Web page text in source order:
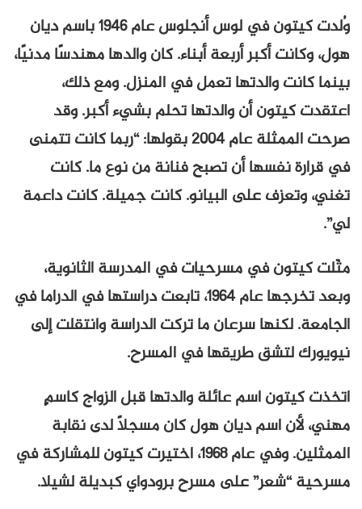
وُلدت كيتون في لوس أنجلوس عام ١٩٤٦ باسم ديان
هول، وكانت أكبر أربعة أبناء. كان والدها مهندسًا مدنيًا،
بينما كانت والدتها تعمل في المنزل. ومع ذلك،
اعتقدت كيتون أن والدتها تحلم بشيء أكبر. وقد
صرحت الممثلة عام ٢٠٠٤ بقولها: “ربما كانت تتمنى
في قرارة نفسها أن تصبح فنانة من نوع ما. كانت
تغني، وتعزف على البيانو. كانت جميلة. كانت داعمة
لي”.
مثّلت كيتون في مسرحيات في المدرسة الثانوية،
وبعد تخرجها عام ١٩٦٤، تابعت دراستها في الدراما في
الجامعة. لكنها سرعان ما تركت الدراسة وانتقلت إلى
نيويورك لتشق طريقها في المسرح.
اتخذت كيتون اسم عائلة والدتها قبل الزواج كاسمٍ
مهني، لأن اسم ديان هول كان مسجلاً لدى نقابة
الممثلين. وفي عام ١٩٦٨، اختيرت كيتون للمشاركة في
مسرحية “شعر” على مسرح برودواي كبديلة لشيلا.